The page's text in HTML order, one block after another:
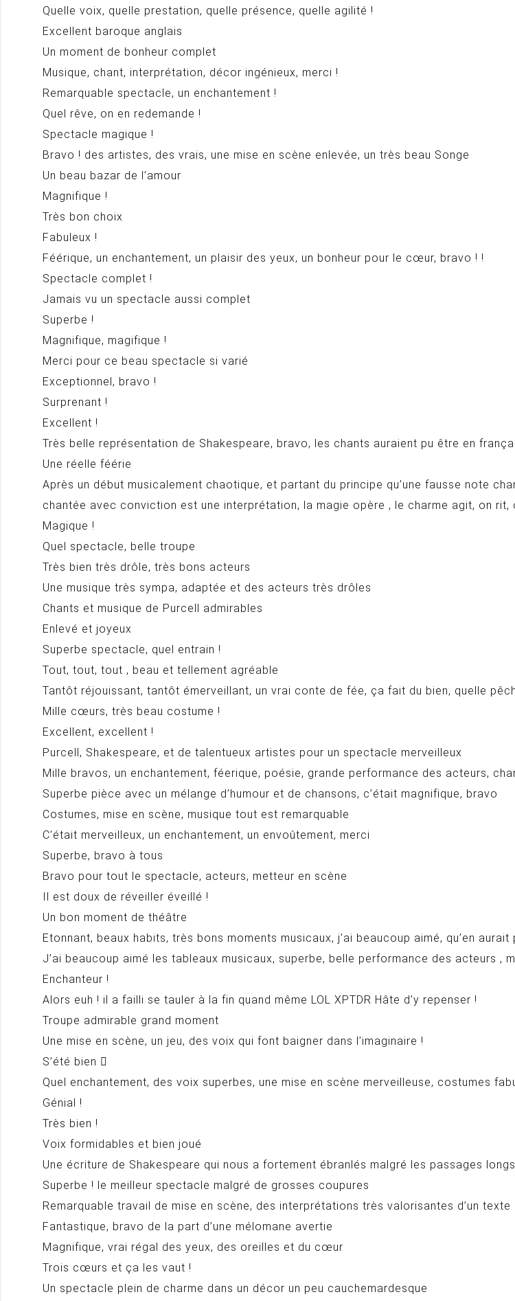
Quelle voix, quelle prestation, quelle présence, quelle agilité !
Excellent baroque anglais
Un moment de bonheur complet
Musique, chant, interprétation, décor ingénieux, merci !
Remarquable spectacle, un enchantement !
Quel rêve, on en redemande !
Spectacle magique !
Bravo ! des artistes, des vrais, une mise en scène enlevée, un très beau Songe
Un beau bazar de l’amour
Magnifique !
Très bon choix
Fabuleux !
Féérique, un enchantement, un plaisir des yeux, un bonheur pour le cœur, bravo ! !
Spectacle complet !
Jamais vu un spectacle aussi complet
Superbe !
Magnifique, magifique !
Merci pour ce beau spectacle si varié
Exceptionnel, bravo !
Surprenant !
Excellent !
Très belle représentation de Shakespeare, bravo, les chants auraient pu être en
Une réelle féérie
Après un début musicalement chaotique, et partant du principe qu’une fausse note
chantée avec conviction est une interprétation, la magie opère , le charme agit, on rit,
Magique !
Quel spectacle, belle troupe
Très bien très drôle, très bons acteurs
Une musique très sympa, adaptée et des acteurs très drôles
Chants et musique de Purcell admirables
Enlevé et joyeux
Superbe spectacle, quel entrain !
Tout, tout, tout , beau et tellement agréable
Tantôt réjouissant, tantôt émerveillant, un vrai conte de fée, ça fait du bien, quelle
Mille cœurs, très beau costume !
Excellent, excellent !
Purcell, Shakespeare, et de talentueux artistes pour un spectacle merveilleux
Mille bravos, un enchantement, féerique, poésie, grande performance des acteurs,
Superbe pièce avec un mélange d’humour et de chansons, c’était magnifique, bravo
Costumes, mise en scène, musique tout est remarquable
C’était merveilleux, un enchantement, un envoûtement, merci
Superbe, bravo à tous
Bravo pour tout le spectacle, acteurs, metteur en scène
Il est doux de réveiller éveillé !
Un bon moment de théâtre
Etonnant, beaux habits, très bons moments musicaux, j’ai beaucoup aimé, qu’en aurait
J’ai beaucoup aimé les tableaux musicaux, superbe, belle performance des acteurs
Enchanteur !
Alors euh ! il a failli se tauler à la fin quand même LOL XPTDR Hâte d’y repenser !
Troupe admirable grand moment
Une mise en scène, un jeu, des voix qui font baigner dans l’imaginaire !
S’été bien 
Quel enchantement, des voix superbes, une mise en scène merveilleuse, costumes
Génial !
Très bien !
Voix formidables et bien joué
Une écriture de Shakespeare qui nous a fortement ébranlés malgré les passages
Superbe ! le meilleur spectacle malgré de grosses coupures
Remarquable travail de mise en scène, des interprétations très valorisantes d’un
Fantastique, bravo de la part d’une mélomane avertie
Magnifique, vrai régal des yeux, des oreilles et du cœur
Trois cœurs et ça les vaut !
Un spectacle plein de charme dans un décor un peu cauchemardesque